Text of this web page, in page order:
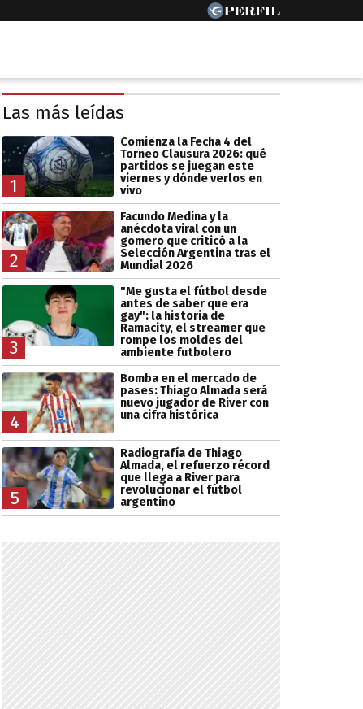
Las más leídas
1
Comienza la Fecha 4 del
Torneo Clausura 2026: qué
partidos se juegan este
viernes y dónde verlos en
vivo
2
Facundo Medina y la
anécdota viral con un
gomero que criticó a la
Selección Argentina tras el
Mundial 2026
3
"Me gusta el fútbol desde
antes de saber que era
gay": la historia de
Ramacity, el streamer que
rompe los moldes del
ambiente futbolero
4
Bomba en el mercado de
pases: Thiago Almada será
nuevo jugador de River con
una cifra histórica
5
Radiografía de Thiago
Almada, el refuerzo récord
que llega a River para
revolucionar el fútbol
argentino